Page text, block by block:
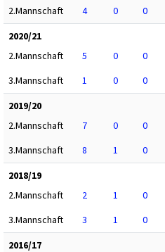
2.Mannschaft
4 0 0
2020/21
2.Mannschaft
5 0 0
3.Mannschaft
1 0 0
2019/20
2.Mannschaft
7 0 0
3.Mannschaft
8 1 0
2018/19
2.Mannschaft
2 1 0
3.Mannschaft
3 1 0
2016/17